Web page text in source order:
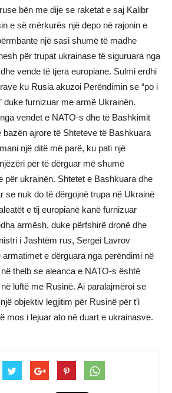
bën me dije se raketat e saj Kalibr
e së mërkurës një depo në rajonin e
një sasi shumë të madhe
për trupat ukrainase të siguruara nga
vende të tjera europiane. Sulmi erdhi
ku Rusia akuzoi Perëndimin se “po i
duke furnizuar me armë Ukrainën.
vendet e NATO-s dhe të Bashkimit
bazën ajrore të Shteteve të Bashkuara
një ditë më parë, ku pati një
për të dërguar më shumë
për ukrainën. Shtetet e Bashkuara dhe
se nuk do të dërgojnë trupa në Ukrainë
e tij europianë kanë furnizuar
armësh, duke përfshirë dronë dhe
i Jashtëm rus, Sergei Lavrov
e dërguara nga perëndimi në
thelb se aleanca e NATO-s është
luftë me Rusinë. Ai paralajmëroi se
objektiv legjitim për Rusinë për t’i
mos i lejuar ato në duart e ukrainasve.